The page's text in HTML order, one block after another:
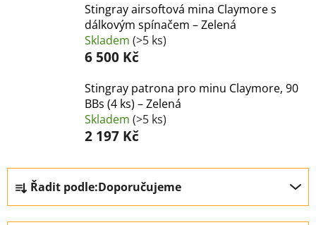
Stingray airsoftová mina Claymore s
dálkovým spínačem – Zelená
Skladem (>5 ks)
6 500 Kč
Stingray patrona pro minu Claymore, 90
BBs (4 ks) – Zelená
Skladem (>5 ks)
2 197 Kč
Ř
a
z
Řadit podle:Doporučujeme